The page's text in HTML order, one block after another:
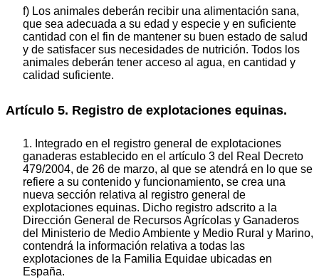
f) Los animales deberán recibir una alimentación sana,
que sea adecuada a su edad y especie y en suficiente
cantidad con el fin de mantener su buen estado de salud
y de satisfacer sus necesidades de nutrición. Todos los
animales deberán tener acceso al agua, en cantidad y
calidad suficiente.
Artículo 5. Registro de explotaciones equinas.
1. Integrado en el registro general de explotaciones
ganaderas establecido en el artículo 3 del Real Decreto
479/2004, de 26 de marzo, al que se atendrá en lo que se
refiere a su contenido y funcionamiento, se crea una
nueva sección relativa al registro general de
explotaciones equinas. Dicho registro adscrito a la
Dirección General de Recursos Agrícolas y Ganaderos
del Ministerio de Medio Ambiente y Medio Rural y Marino,
contendrá la información relativa a todas las
explotaciones de la Familia Equidae ubicadas en
España.